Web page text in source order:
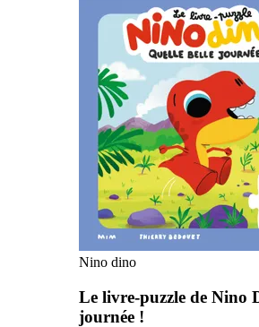
Nino dino
Le livre-puzzle de Nino
journée !